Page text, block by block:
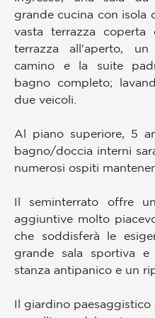
grande cucina con isola
vasta terrazza
terrazza all'aperto,
camino e la suite
bagno completo;
due veicoli.
Al piano superiore, 5
bagno/doccia interni
numerosi ospiti
Il seminterrato offre
aggiuntive molto
che soddisferà le
grande sala sportiva
stanza antipanico e un
Il giardino